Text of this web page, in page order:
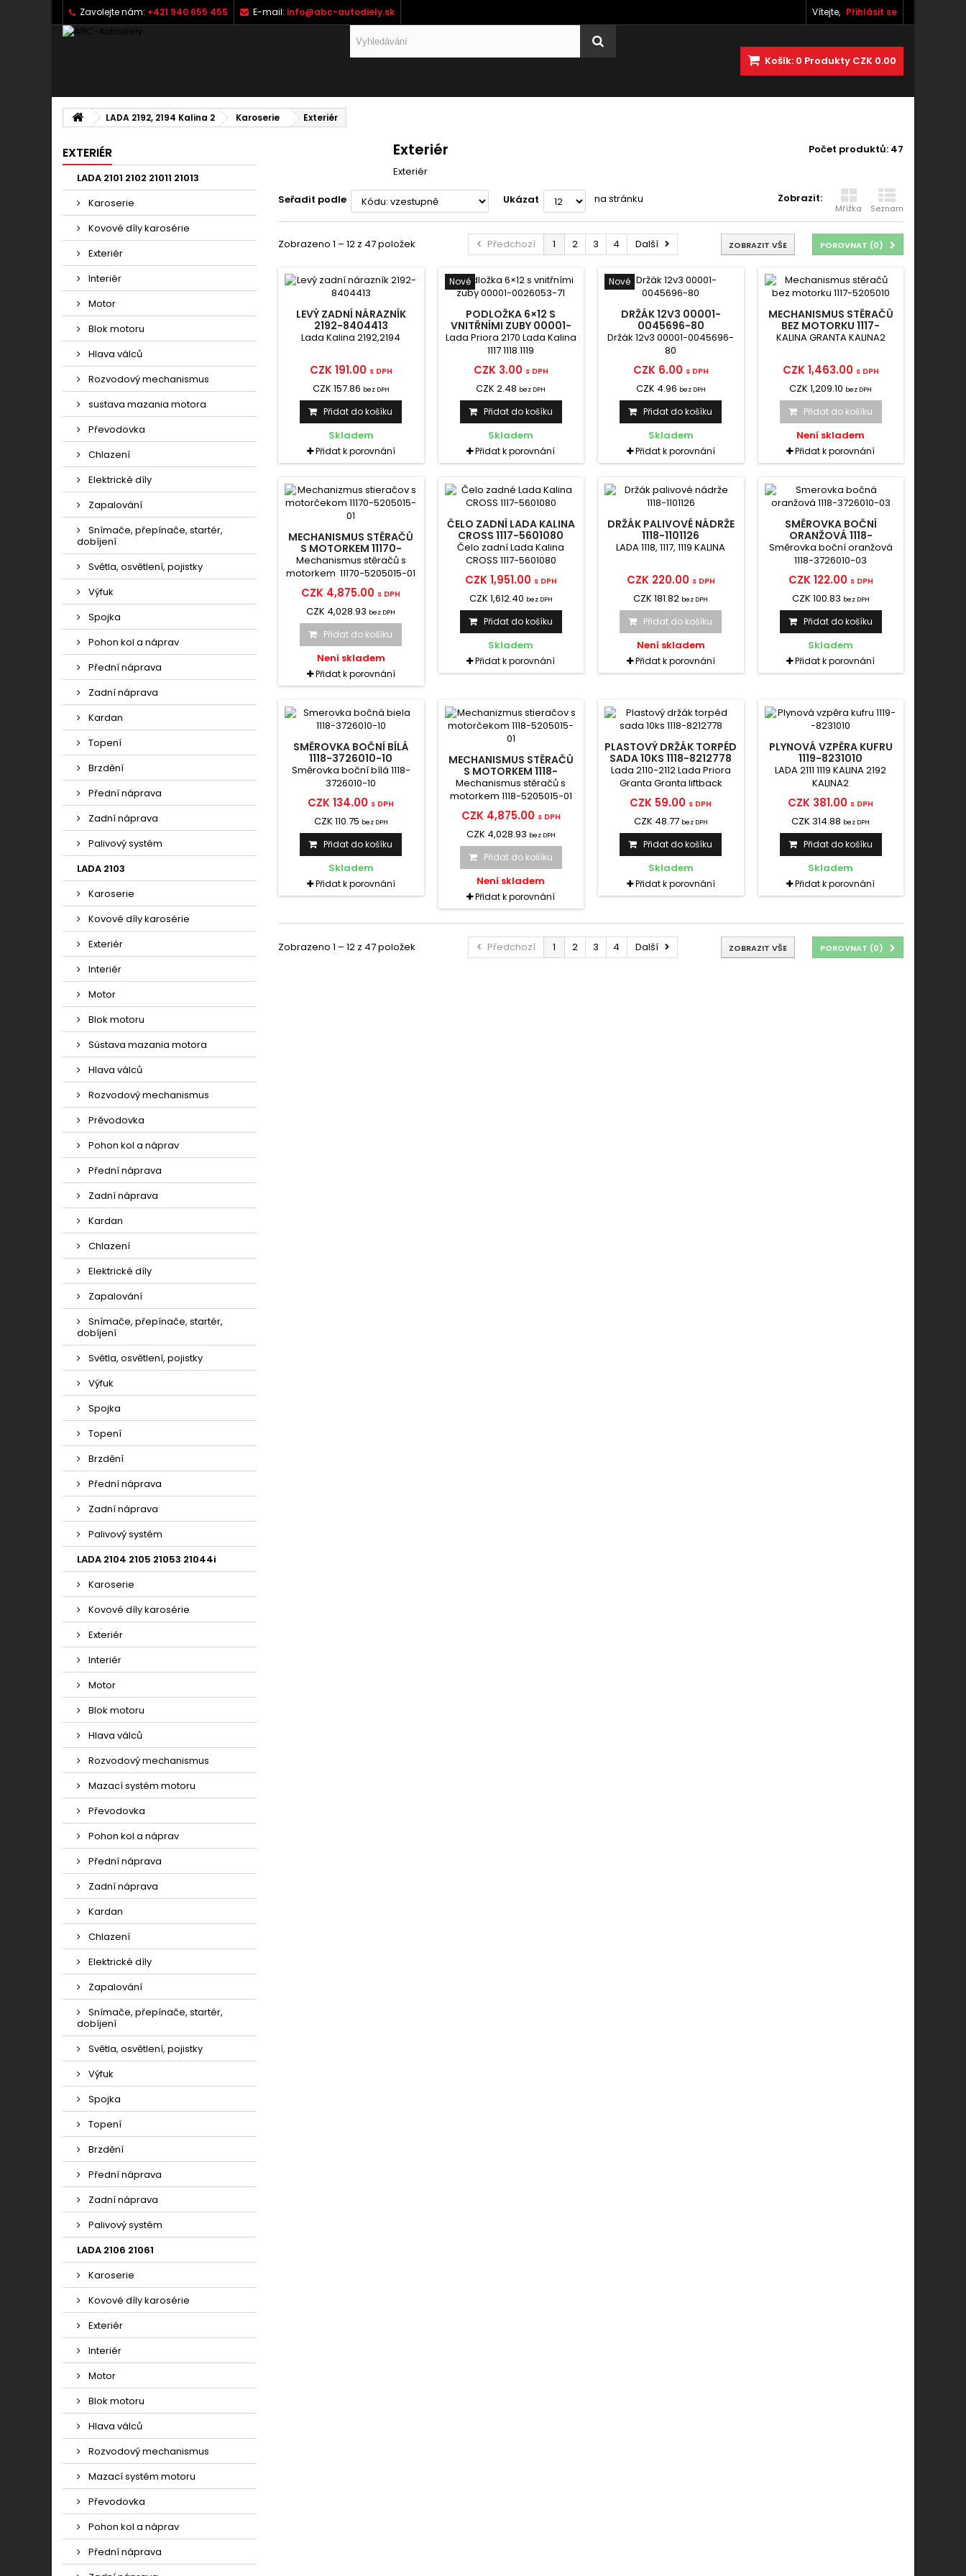
Vítejte, Přihlásit se
Zavolejte nám: +421 940 655 455 E-mail: info@abc-autodiely.sk
Košík: 0 Produkty CZK 0.00
LADA 2192, 2194 Kalina 2 Karoserie Exteriér
EXTERIÉR
LADA 2101 2102 21011 21013
Karoserie
Kovové díly karosérie
Exteriér
Interiér
Motor
Blok motoru
Hlava válců
Rozvodový mechanismus
sustava mazania motora
Převodovka
Chlazení
Elektrické díly
Zapalování
Snímače, přepínače, startér,
dobíjení
Světla, osvětlení, pojistky
Výfuk
Spojka
Pohon kol a náprav
Přední náprava
Zadní náprava
Kardan
Topení
Brzdění
Přední náprava
Zadní náprava
Palivový systém
LADA 2103
Karoserie
Kovové díly karosérie
Exteriér
Interiér
Motor
Blok motoru
Sústava mazania motora
Hlava válců
Rozvodový mechanismus
Prěvodovka
Pohon kol a náprav
Přední náprava
Zadní náprava
Kardan
Chlazení
Elektrické díly
Zapalování
Snímače, přepínače, startér,
dobíjení
Světla, osvětlení, pojistky
Výfuk
Spojka
Topení
Brzdění
Přední náprava
Zadní náprava
Palivový systém
LADA 2104 2105 21053 21044i
Karoserie
Kovové díly karosérie
Exteriér
Interiér
Motor
Blok motoru
Hlava válců
Rozvodový mechanismus
Mazací systém motoru
Převodovka
Pohon kol a náprav
Přední náprava
Zadní náprava
Kardan
Chlazení
Elektrické díly
Zapalování
Snímače, přepínače, startér,
dobíjení
Světla, osvětlení, pojistky
Výfuk
Spojka
Topení
Brzdění
Přední náprava
Zadní náprava
Palivový systém
LADA 2106 21061
Karoserie
Kovové díly karosérie
Exteriér
Interiér
Motor
Blok motoru
Hlava válců
Rozvodový mechanismus
Mazací systém motoru
Převodovka
Pohon kol a náprav
Přední náprava
Exteriér
Počet produktů: 47
Exteriér
Zobrazit:
Mřížka Seznam
Seřadit podle Ukázat na stránku
POROVNAT (0)
Předchozí 1 2 3 4 Další ZOBRAZIT VŠE
Zobrazeno 1 – 12 z 47 položek
LEVÝ ZADNÍ NÁRAZNÍK
2192-8404413
Lada Kalina 2192,2194
CZK 191.00 s DPH
CZK 157.86 bez DPH
Přidat do košíku
Skladem
Přidat k porovnání
Nové
PODLOŽKA 6×12 S
VNITŘNÍMI ZUBY 00001-
0026053-71
Lada Priora 2170 Lada Kalina
1117 1118 1119
CZK 3.00 s DPH
CZK 2.48 bez DPH
Přidat do košíku
Skladem
Přidat k porovnání
Nové
DRŽÁK 12V3 00001-
0045696-80
Držák 12v3 00001-0045696-
80
CZK 6.00 s DPH
CZK 4.96 bez DPH
Přidat do košíku
Skladem
Přidat k porovnání
MECHANISMUS STĚRAČŮ
BEZ MOTORKU 1117-
5205010
KALINA GRANTA KALINA2
CZK 1,463.00 s DPH
CZK 1,209.10 bez DPH
Přidat do košíku
Není skladem
Přidat k porovnání
MECHANISMUS STĚRAČŮ
S MOTORKEM 11170-
5205015-01
Mechanismus stěračů s
motorkem 11170-5205015-01
CZK 4,875.00 s DPH
CZK 4,028.93 bez DPH
Přidat do košíku
Není skladem
Přidat k porovnání
ČELO ZADNÍ LADA KALINA
CROSS 1117-5601080
Čelo zadní Lada Kalina
CROSS 1117-5601080
CZK 1,951.00 s DPH
CZK 1,612.40 bez DPH
Přidat do košíku
Skladem
Přidat k porovnání
DRŽÁK PALIVOVÉ NÁDRŽE
1118-1101126
LADA 1118, 1117, 1119 KALINA
CZK 220.00 s DPH
CZK 181.82 bez DPH
Přidat do košíku
Není skladem
Přidat k porovnání
SMĚROVKA BOČNÍ
ORANŽOVÁ 1118-
3726010-03
Směrovka boční oranžová
1118-3726010-03
CZK 122.00 s DPH
CZK 100.83 bez DPH
Přidat do košíku
Skladem
Přidat k porovnání
SMĚROVKA BOČNÍ BÍLÁ
1118-3726010-10
Směrovka boční bílá 1118-
3726010-10
CZK 134.00 s DPH
CZK 110.75 bez DPH
Přidat do košíku
Skladem
Přidat k porovnání
MECHANISMUS STĚRAČŮ
S MOTORKEM 1118-
5205015-01
Mechanismus stěračů s
motorkem 1118-5205015-01
CZK 4,875.00 s DPH
CZK 4,028.93 bez DPH
Přidat do košíku
Není skladem
Přidat k porovnání
PLASTOVÝ DRŽÁK TORPÉD
SADA 10KS 1118-8212778
Lada 2110-2112 Lada Priora
Granta Granta liftback
Kalina 1 Kalina 2
CZK 59.00 s DPH
CZK 48.77 bez DPH
Přidat do košíku
Skladem
Přidat k porovnání
PLYNOVÁ VZPĚRA KUFRU
1119-8231010
LADA 2111 1119 KALINA 2192
KALINA2
CZK 381.00 s DPH
CZK 314.88 bez DPH
Přidat do košíku
Skladem
Přidat k porovnání
POROVNAT (0)
Předchozí 1 2 3 4 Další ZOBRAZIT VŠE
Zobrazeno 1 – 12 z 47 položek